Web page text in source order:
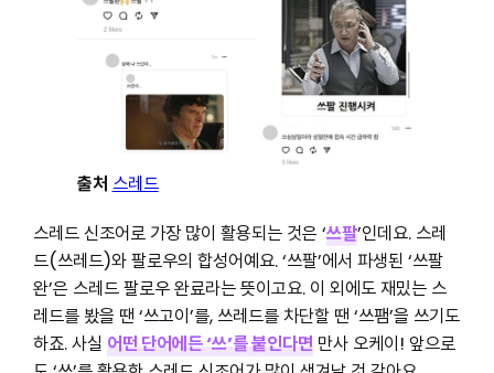
출처 스레드
스레드 신조어로 가장 많이 활용되는 것은 ‘쓰팔’인데요. 스레
드(쓰레드)와 팔로우의 합성어예요. ‘쓰팔’에서 파생된 ‘쓰팔
완’은 스레드 팔로우 완료라는 뜻이고요. 이 외에도 재밌는 스
레드를 봤을 땐 ‘쓰고이’를, 쓰레드를 차단할 땐 ‘쓰팸’을 쓰기도
하죠. 사실 어떤 단어에든 ‘쓰’를 붙인다면만사 오케이! 앞으로